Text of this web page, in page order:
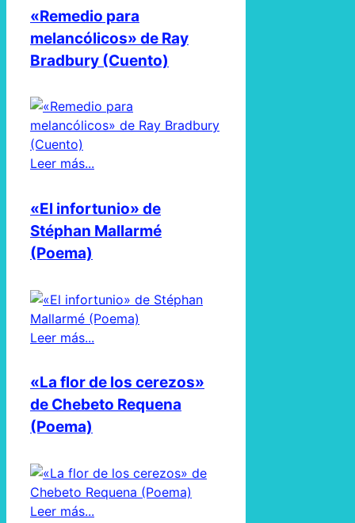
«Remedio para
melancólicos» de Ray
Bradbury (Cuento)
Leer más...
«El infortunio» de
Stéphan Mallarmé
(Poema)
Leer más...
«La flor de los cerezos»
de Chebeto Requena
(Poema)
Leer más...